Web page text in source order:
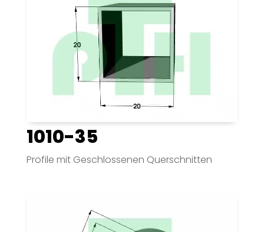
1010-35
Profile mit Geschlossenen Querschnitten